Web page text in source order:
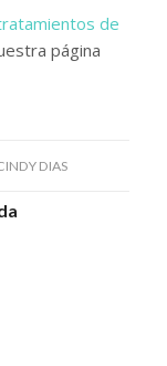
de
página
DIAS